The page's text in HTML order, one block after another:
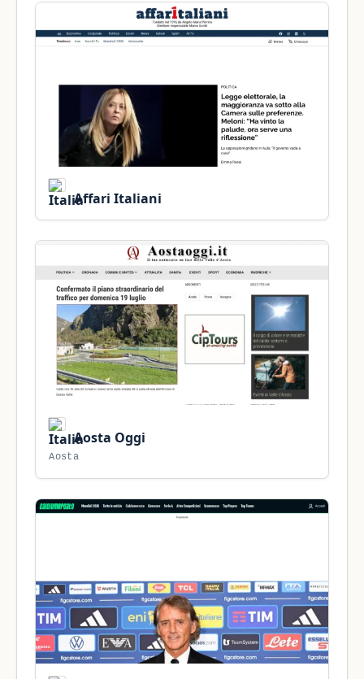
Affari Italiani
Aosta Oggi
Aosta